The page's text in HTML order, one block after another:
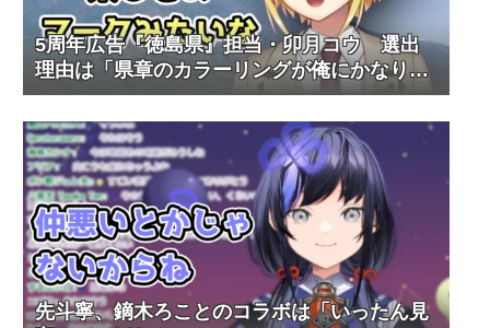
5周年広告『徳島県』担当・卯月コウ 選出
理由は「県章のカラーリングが俺にかなり近
い」
先斗寧、鏑木ろことのコラボは「いったん見